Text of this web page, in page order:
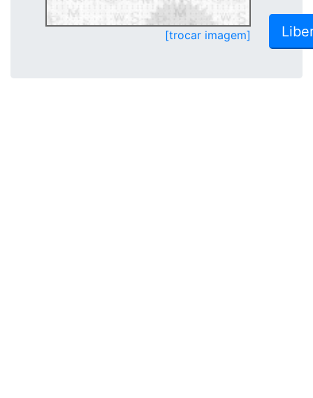
[trocar imagem]